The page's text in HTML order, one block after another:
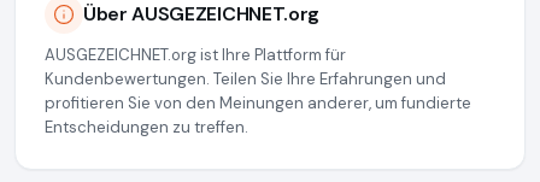
Über AUSGEZEICHNET.org
AUSGEZEICHNET.org ist Ihre Plattform für
Kundenbewertungen. Teilen Sie Ihre Erfahrungen und
profitieren Sie von den Meinungen anderer, um fundierte
Entscheidungen zu treffen.